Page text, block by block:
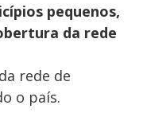
pequenos,
da rede
rede de
o país.